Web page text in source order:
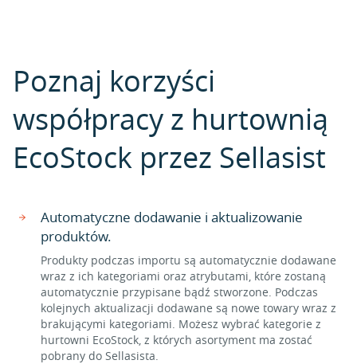
Poznaj korzyści
współpracy z hurtownią
EcoStock przez Sellasist
Automatyczne dodawanie i aktualizowanie
produktów.
Produkty podczas importu są automatycznie dodawane
wraz z ich kategoriami oraz atrybutami, które zostaną
automatycznie przypisane bądź stworzone. Podczas
kolejnych aktualizacji dodawane są nowe towary wraz z
brakującymi kategoriami. Możesz wybrać kategorie z
hurtowni EcoStock, z których asortyment ma zostać
pobrany do Sellasista.